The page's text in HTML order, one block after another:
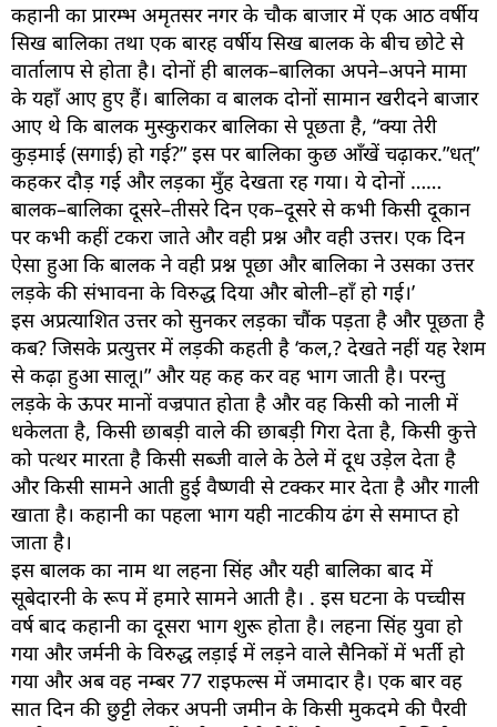
कहानी का प्रारम्भ अमृतसर नगर के चौक बाजार में एक आठ वर्षीय
सिख बालिका तथा एक बारह वर्षीय सिख बालक के बीच छोटे से
वार्तालाप से होता है। दोनों ही बालक–बालिका अपने–अपने मामा
के यहाँ आए हुए हैं। बालिका व बालक दोनों सामान खरीदने बाजार
आए थे कि बालक मुस्कुराकर बालिका से पूछता है, “क्या तेरी
कुड़माई (सगाई) हो गई?” इस पर बालिका कुछ आँखें चढ़ाकर.”धत्”
कहकर दौड़ गई और लड़का मुँह देखता रह गया। ये दोनों ……
बालक–बालिका दूसरे–तीसरे दिन एक–दूसरे से कभी किसी दूकान
पर कभी कहीं टकरा जाते और वही प्रश्न और वही उत्तर। एक दिन
ऐसा हुआ कि बालक ने वही प्रश्न पूछा और बालिका ने उसका उत्तर
लड़के की संभावना के विरुद्ध दिया और बोली–हाँ हो गई।’
इस अप्रत्याशित उत्तर को सुनकर लड़का चौंक पड़ता है और पूछता है
कब? जिसके प्रत्युत्तर में लड़की कहती है ‘कल,? देखते नहीं यह रेशम
से कढ़ा हुआ सालू।” और यह कह कर वह भाग जाती है। परन्तु
लड़के के ऊपर मानों वज्रपात होता है और वह किसी को नाली में
धकेलता है, किसी छाबड़ी वाले की छाबड़ी गिरा देता है, किसी कुत्ते
को पत्थर मारता है किसी सब्जी वाले के ठेले में दूध उड़ेल देता है
और किसी सामने आती हुई वैष्णवी से टक्कर मार देता है और गाली
खाता है। कहानी का पहला भाग यही नाटकीय ढंग से समाप्त हो
जाता है।
इस बालक का नाम था लहना सिंह और यही बालिका बाद में
सूबेदारनी के रूप में हमारे सामने आती है। . इस घटना के पच्चीस
वर्ष बाद कहानी का दूसरा भाग शुरू होता है। लहना सिंह युवा हो
गया और जर्मनी के विरुद्ध लड़ाई में लड़ने वाले सैनिकों में भर्ती हो
गया और अब वह नम्बर 77 राइफल्स में जमादार है। एक बार वह
सात दिन की छुट्टी लेकर अपनी जमीन के किसी मुकदमे की पैरवी